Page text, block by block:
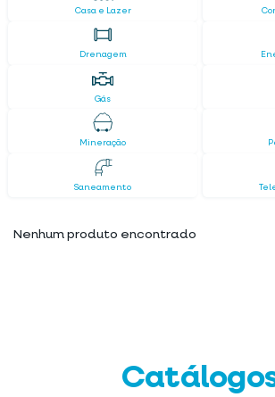
Casa e Lazer
Drenagem
Gás
Mineração
Saneamento
Nenhum produto encontrado